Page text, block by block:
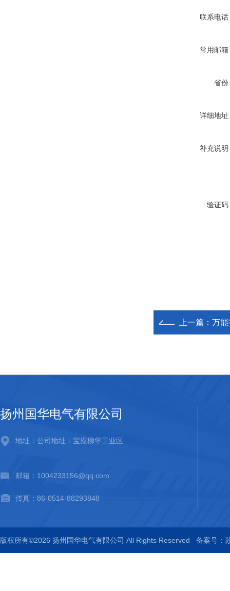
联系电话
常用邮箱
省份
详细地址
补充说明
验证码
上一篇： 万
扬州国华电气有限公司
地址：公司地址：宝应柳堡工业区
邮箱：1004233156@qq.com
传真：86-0514-88293848
版权所有©2026 扬州国华电气有限公司 All Rights Reserved 备案号：